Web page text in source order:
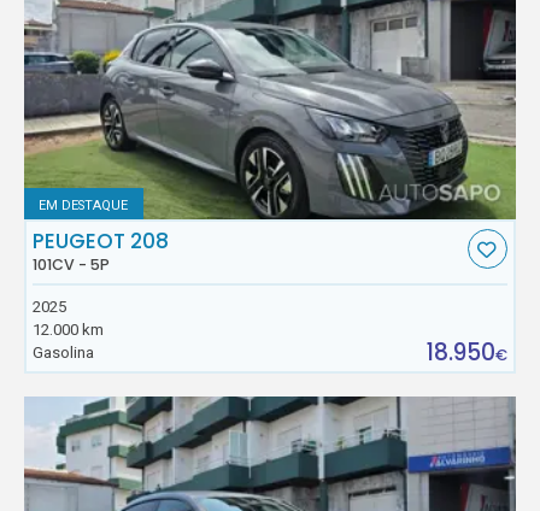
EM DESTAQUE
PEUGEOT 208
101CV - 5P
2025
12.000 km
Gasolina
18.950€